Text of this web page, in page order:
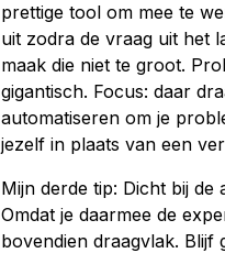
prettige tool om mee te
uit zodra de vraag uit het
maak die niet te groot.
gigantisch. Focus: daar
automatiseren om je
jezelf in plaats van een
Mijn derde tip: Dicht bij de
Omdat je daarmee de
bovendien draagvlak. Blijf